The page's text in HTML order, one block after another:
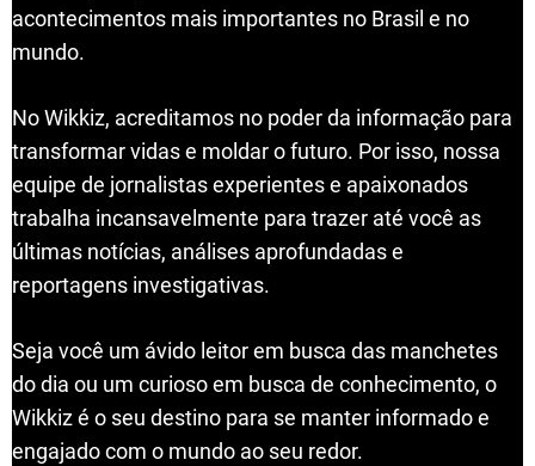
acontecimentos mais importantes no Brasil e no
mundo.
No Wikkiz, acreditamos no poder da informação para
transformar vidas e moldar o futuro. Por isso, nossa
equipe de jornalistas experientes e apaixonados
trabalha incansavelmente para trazer até você as
últimas notícias, análises aprofundadas e
reportagens investigativas.
Seja você um ávido leitor em busca das manchetes
do dia ou um curioso em busca de conhecimento, o
Wikkiz é o seu destino para se manter informado e
engajado com o mundo ao seu redor.